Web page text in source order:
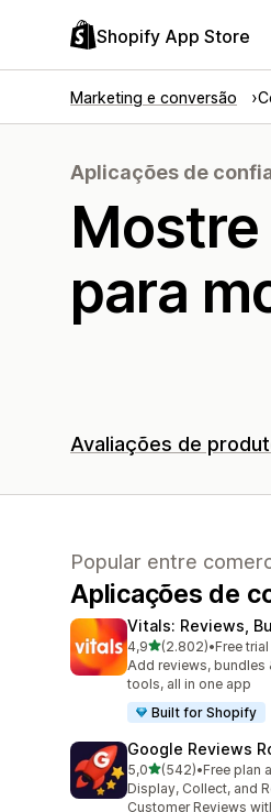
Shopify App Store
Marketing e conversão
Aplicações de
para
Avaliações de
Popular entre
Aplicações de
Vitals: Reviews,
4,9de 5 estrelas
(2.802)
2802 total de•Free
Add reviews, bundles
tools, all in one app
Built for Shopify
Google Reviews
5,0de 5 estrelas
(542)
542 total de
•Free plan
Display, Collect, and
Customer Reviews